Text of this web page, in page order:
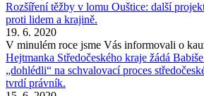
Rozšíření těžby v lomu Ouštice: další
proti lidem a krajině.
19. 6. 2020
V minulém roce jsme Vás informovali o
Hejtmanka Středočeského kraje žádá
„dohlédli“ na schvalovací proces
tvrdí právník.